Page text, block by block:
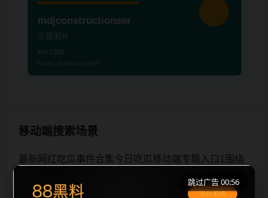
移动端搜索场景
最新网红吃瓜事件合集今日吃瓜移动端专题入口1围绕
端浏览习惯整理标题、描述、图片和站内推荐。用户进
跳过广告 00:56